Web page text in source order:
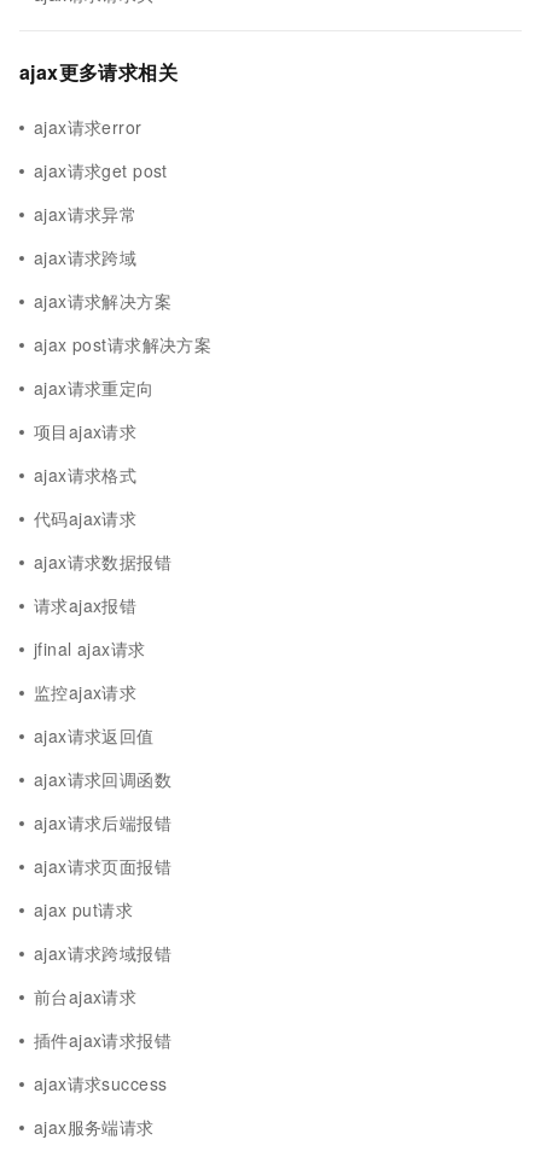
ajax更多请求相关
ajax请求error
ajax请求get post
ajax请求异常
ajax请求跨域
ajax请求解决方案
ajax post请求解决方案
ajax请求重定向
项目ajax请求
ajax请求格式
代码ajax请求
ajax请求数据报错
请求ajax报错
jfinal ajax请求
监控ajax请求
ajax请求返回值
ajax请求回调函数
ajax请求后端报错
ajax请求页面报错
ajax put请求
ajax请求跨域报错
前台ajax请求
插件ajax请求报错
ajax请求success
ajax服务端请求